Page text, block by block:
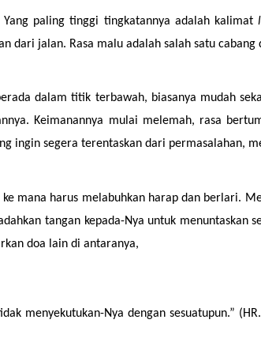
paling tinggi tingkatannya adalah kalimat
dari jalan. Rasa malu adalah salah satu cabang
dalam titik terbawah, biasanya mudah
Keimanannya mulai melemah, rasa
ingin segera terentaskan dari permasalahan,
doa lain di antaranya,
menyekutukan-Nya dengan sesuatupun.”